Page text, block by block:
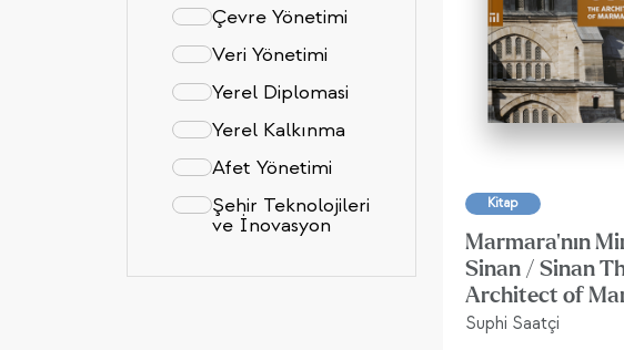
Çevre Yönetimi
Veri Yönetimi
Yerel Diplomasi
Yerel Kalkınma
Afet Yönetimi
Şehir Teknolojileri
ve İnovasyon
Kitap
Marmara'nın
Sinan / Sinan
Architect of
Suphi Saatçi